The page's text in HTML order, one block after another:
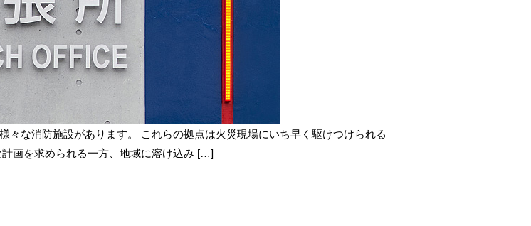
々な消防施設があります。 これらの拠点は火災現場にいち早く駆けつけられる
画を求められる一方、地域に溶け込み […]